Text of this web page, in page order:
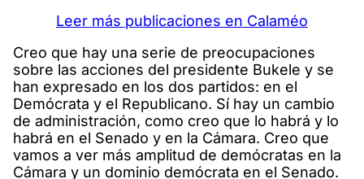
Leer más publicaciones en Calaméo
Creo que hay una serie de preocupaciones
sobre las acciones del presidente Bukele y se
han expresado en los dos partidos: en el
Demócrata y el Republicano. Sí hay un cambio
de administración, como creo que lo habrá y lo
habrá en el Senado y en la Cámara. Creo que
vamos a ver más amplitud de demócratas en la
Cámara y un dominio demócrata en el Senado.